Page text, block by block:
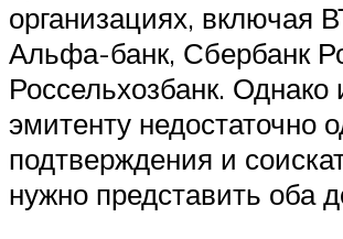
организациях, включая
Альфа-банк, Сбербанк
Россельхозбанк. Однако
эмитенту недостаточно
подтверждения и
нужно представить оба